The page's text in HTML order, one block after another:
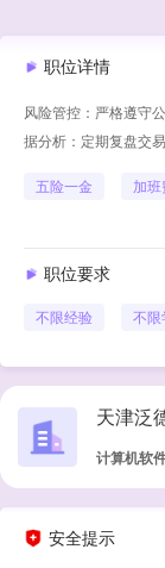
职位详情
风险管控：严格遵守
据分析：定期复盘交
五险一金 加
职位要求
不限经验 不限
天津泛
计算机软
安全提示